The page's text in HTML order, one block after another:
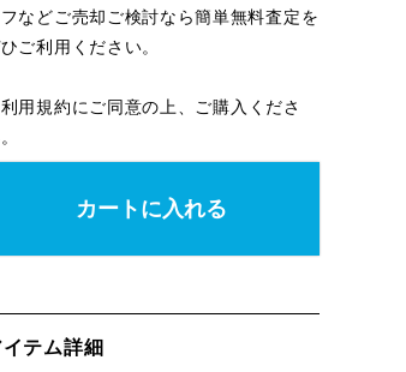
などご売却ご検討なら簡単無料査定を
ご利用ください。
利用規約にご同意の上、ご購入くださ
カートに入れる
イテム詳細